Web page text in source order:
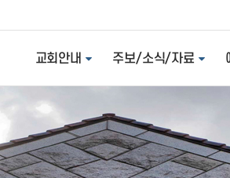
교회안내 주보/소식/자료